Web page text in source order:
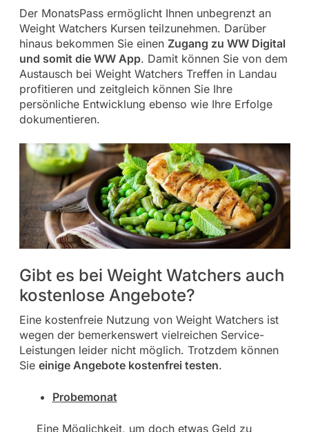
Der MonatsPass ermöglicht Ihnen unbegrenzt an
Weight Watchers Kursen teilzunehmen. Darüber
hinaus bekommen Sie einen Zugang zu WW Digital
und somit die WW App. Damit können Sie von dem
Austausch bei Weight Watchers Treffen in Landau
profitieren und zeitgleich können Sie Ihre
persönliche Entwicklung ebenso wie Ihre Erfolge
dokumentieren.
Gibt es bei Weight Watchers auch
kostenlose Angebote?
Eine kostenfreie Nutzung von Weight Watchers ist
wegen der bemerkenswert vielreichen Service-
Leistungen leider nicht möglich. Trotzdem können
Sie einige Angebote kostenfrei testen.
Probemonat
Eine Möglichkeit, um doch etwas Geld zu